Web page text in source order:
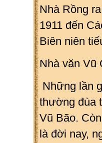
Nhà Rồng
1911 đến
Biên niên
Nhà văn
Những lần
thường đùa
Vũ Bão.
là đời nay,